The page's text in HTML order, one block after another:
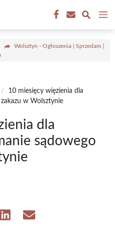
Wolsztyn - Ogłoszenia | Sprzedam |
/
10 miesięcy więzienia dla
w Wolsztynie
dla
sądowego
Share Share